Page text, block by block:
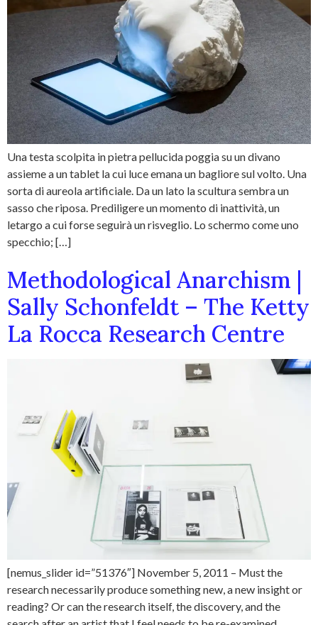
Una testa scolpita in pietra pellucida poggia su un divano
assieme a un tablet la cui luce emana un bagliore sul volto. Una
sorta di aureola artificiale. Da un lato la scultura sembra un
sasso che riposa. Prediligere un momento di inattività, un
letargo a cui forse seguirà un risveglio. Lo schermo come uno
specchio; […]
Methodological Anarchism |
Sally Schonfeldt – The Ketty
La Rocca Research Centre
[nemus_slider id=”51376″] November 5, 2011 – Must the
research necessarily produce something new, a new insight or
reading? Or can the research itself, the discovery, and the